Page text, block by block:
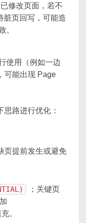
修改页面，若不
脏页回写，可能造
。
使用（例如一边
可能出现 Page
路进行优化：
页提前发生或避免
；关键页
。